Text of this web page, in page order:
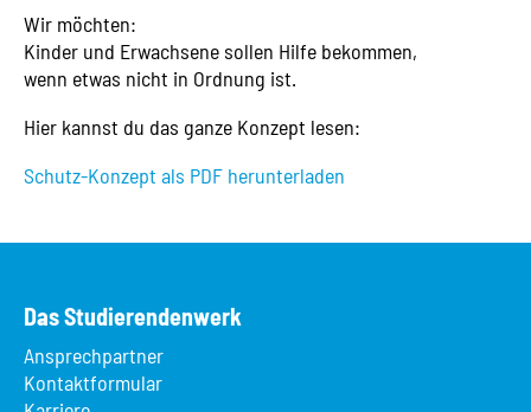
Wir möchten:
Kinder und Erwachsene sollen Hilfe bekommen,
wenn etwas nicht in Ordnung ist.
Hier kannst du das ganze Konzept lesen:
Schutz-Konzept als PDF herunterladen
Das Studierendenwerk
Ansprechpartner
Kontaktformular